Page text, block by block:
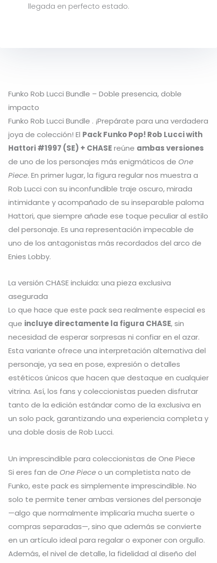
llegada en perfecto estado.
Funko Rob Lucci Bundle – Doble presencia, doble
impacto
Funko Rob Lucci Bundle . ¡Prepárate para una verdadera
joya de colección! El Pack Funko Pop! Rob Lucci with
Hattori #1997 (SE) + CHASEreúne ambas versiones
de uno de los personajes más enigmáticos de One
Piece. En primer lugar, la figura regular nos muestra a
Rob Lucci con su inconfundible traje oscuro, mirada
intimidante y acompañado de su inseparable paloma
Hattori, que siempre añade ese toque peculiar al estilo
del personaje. Es una representación impecable de
uno de los antagonistas más recordados del arco de
Enies Lobby.
La versión CHASE incluida: una pieza exclusiva
asegurada
Lo que hace que este pack sea realmente especial es
que incluye directamente la figura CHASE, sin
necesidad de esperar sorpresas ni confiar en el azar.
Esta variante ofrece una interpretación alternativa del
personaje, ya sea en pose, expresión o detalles
estéticos únicos que hacen que destaque en cualquier
vitrina. Así, los fans y coleccionistas pueden disfrutar
tanto de la edición estándar como de la exclusiva en
un solo pack, garantizando una experiencia completa y
una doble dosis de Rob Lucci.
Un imprescindible para coleccionistas de One Piece
Si eres fan de One Pieceo un completista nato de
Funko, este pack es simplemente imprescindible. No
solo te permite tener ambas versiones del personaje
—algo que normalmente implicaría mucha suerte o
compras separadas—, sino que además se convierte
en un artículo ideal para regalar o exponer con orgullo.
Además, el nivel de detalle, la fidelidad al diseño del